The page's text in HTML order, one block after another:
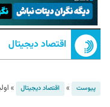
اقتصاد دیجیتال
پیوست » اقتصاد دیجیتال »